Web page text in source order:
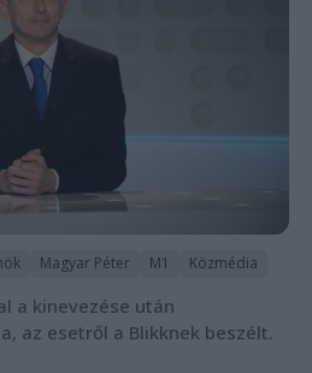
Magyar Péter M1 Közmédia
a kinevezése után
az esetről a Blikknek beszélt.